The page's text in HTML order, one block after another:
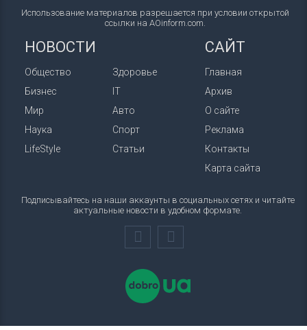
Использование материалов разрешается при условии открытой
ссылки на AOinform.com.
НОВОСТИ
Общество
Бизнес
Мир
Наука
LifeStyle
Здоровье
IT
Авто
Спорт
Статьи
САЙТ
Главная
Архив
О сайте
Реклама
Контакты
Карта сайта
Подписывайтесь на наши аккаунты в социальных сетях и читайте
актуальные новости в удобном формате.